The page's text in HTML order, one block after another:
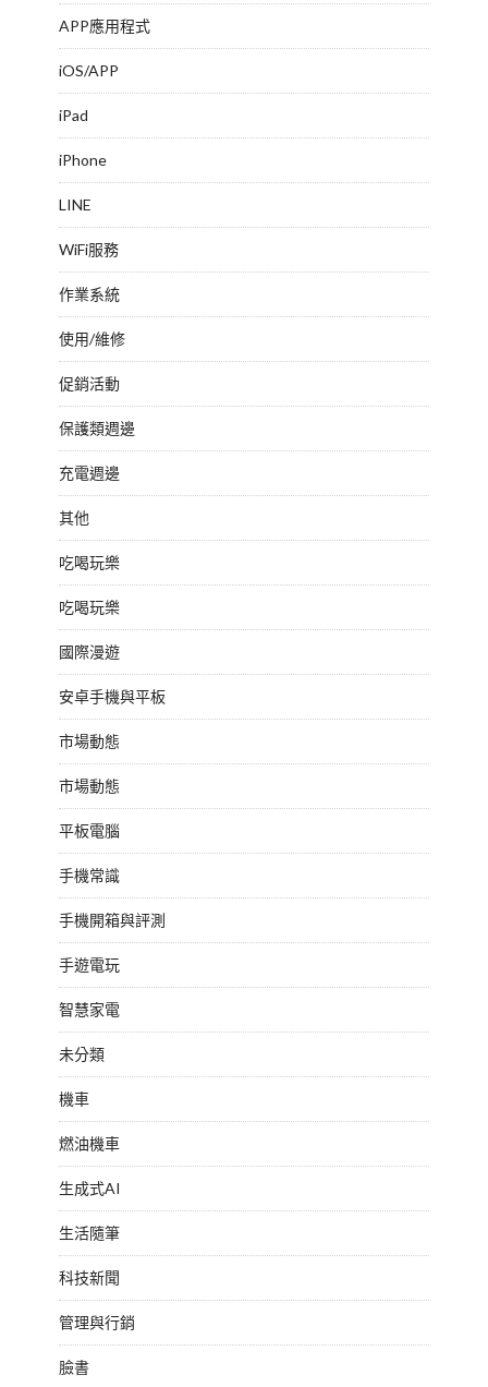
APP應用程式
iOS/APP
iPad
iPhone
LINE
WiFi服務
作業系統
使用/維修
促銷活動
保護類週邊
充電週邊
其他
吃喝玩樂
吃喝玩樂
國際漫遊
安卓手機與平板
市場動態
市場動態
平板電腦
手機常識
手機開箱與評測
手遊電玩
智慧家電
未分類
機車
燃油機車
生成式AI
生活隨筆
科技新聞
管理與行銷
臉書